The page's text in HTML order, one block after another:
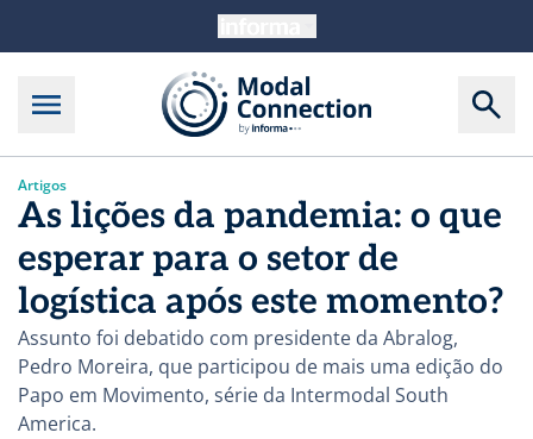
Artigos
As lições da pandemia: o que
esperar para o setor de
logística após este momento?
Assunto foi debatido com presidente da Abralog,
Pedro Moreira, que participou de mais uma edição do
Papo em Movimento, série da Intermodal South
America.